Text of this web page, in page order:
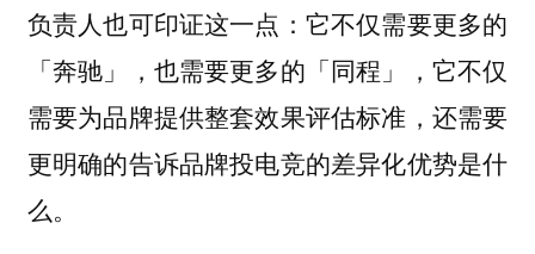
负责人也可印证这一点：它不仅需要更多的
「奔驰」，也需要更多的「同程」，它不仅
需要为品牌提供整套效果评估标准，还需要
更明确的告诉品牌投电竞的差异化优势是什
么。